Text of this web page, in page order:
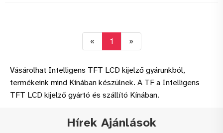
« 1 »
Vásárolhat Intelligens TFT LCD kijelző gyárunkból,
termékeink mind Kínában készülnek. A TF a Intelligens
TFT LCD kijelző gyártó és szállító Kínában.
Hírek Ajánlások